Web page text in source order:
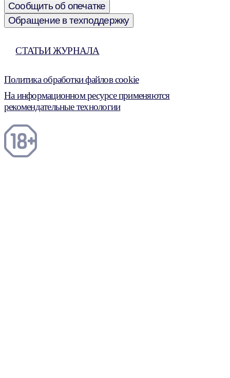
Сообщить об опечатке
Обращение в техподдержку
СТАТЬИ ЖУРНАЛА
Политика обработки файлов cookie
На информационном ресурсе применяются
рекомендательные технологии